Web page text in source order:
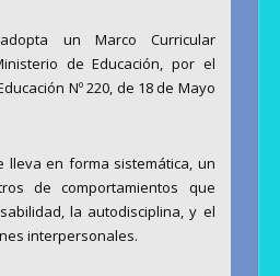
un Marco Curricular
de Educación, por el
Nº 220, de 18 de Mayo
lleva en forma sistemática, un
de comportamientos que
la autodisciplina, y el
interpersonales.